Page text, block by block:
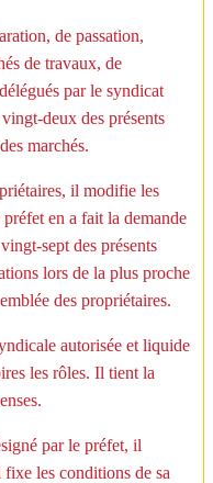
de passation,
de travaux, de
par le syndicat
deux des présents
marchés.
il modifie les
en a fait la demande
sept des présents
lors de la plus proche
des propriétaires.
autorisée et liquide
les rôles. Il tient la
par le préfet, il
les conditions de sa